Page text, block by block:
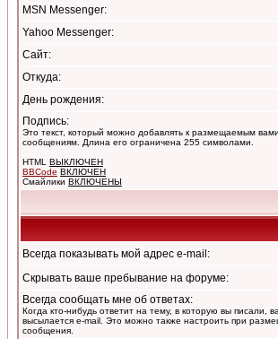
MSN Messenger:
Yahoo Messenger:
Сайт:
Откуда:
День рождения:
Подпись:
Это текст, который можно добавлять к размещаемым вами
сообщениям. Длина его ограничена 255 символами.
HTML ВЫКЛЮЧЕН
BBCode ВКЛЮЧЕН
Смайлики ВКЛЮЧЕНЫ
Всегда показывать мой адрес e-mail:
Скрывать ваше пребывание на форуме:
Всегда сообщать мне об ответах:
Когда кто-нибудь ответит на тему, в которую вы писали,
высылается e-mail. Это можно также настроить при
сообщения.